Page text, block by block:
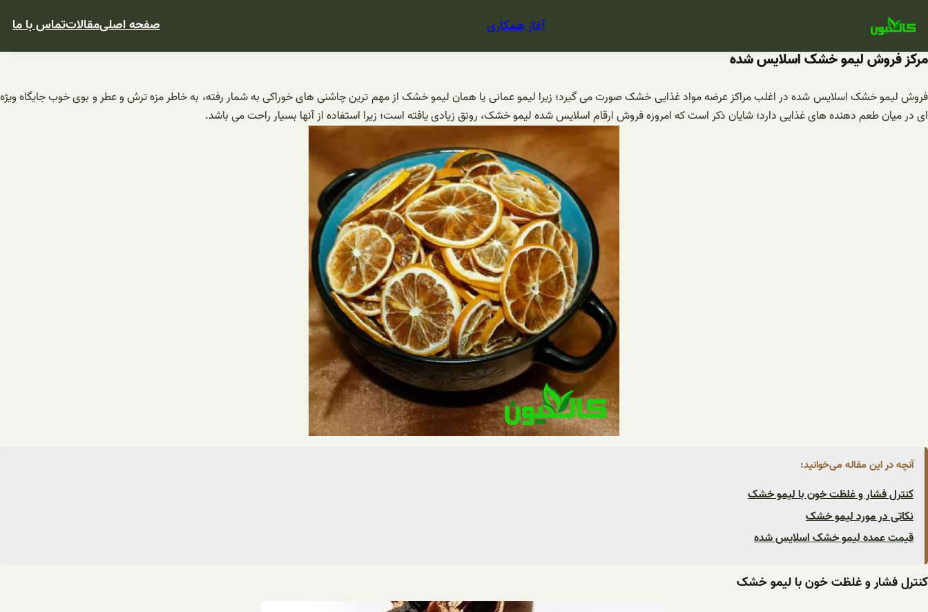
آغاز همکاری صفحه اصلیمقالاتتماس با ما
مرکز فروش لیمو خشک اسلایس شده
فروش لیمو خشک اسلایس شده در اغلب مراکز عرضه مواد غذایی خشک صورت می گیرد؛ زیرا لیمو عمانی یا همان لیمو خشک از مهم ترین چاشنی های خوراکی به شمار رفته، به خاطر مزه ترش و عطر و بوی خوب جایگاه ویژه
ای در میان طعم دهنده های غذایی دارد؛ شایان ذکر است که امروزه فروش ارقام اسلایس شده لیمو خشک، رونق زیادی یافته است؛ زیرا استفاده از آنها بسیار راحت می باشد.
آنچه در این مقاله می‌خوانید:
کنترل فشار و غلظت خون با لیمو خشک
نکاتی در مورد لیمو خشک
قیمت عمده لیمو خشک اسلایس شده
کنترل فشار و غلظت خون با لیمو خشک